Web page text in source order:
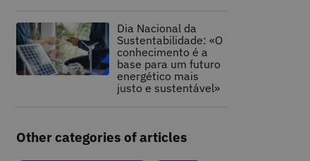
Dia Nacional da
Sustentabilidade: «O
conhecimento é a
base para um futuro
energético mais
justo e sustentável»
Other categories of articles